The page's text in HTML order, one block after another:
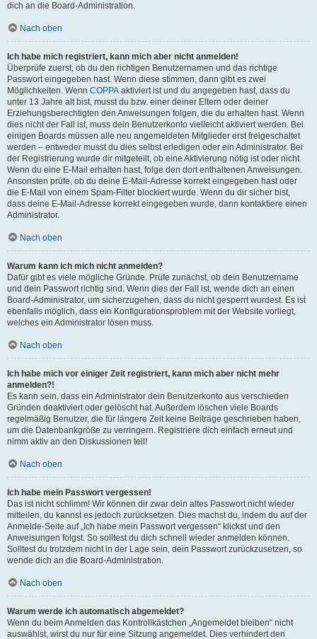
dich an die Board-Administration.
Nach oben
Ich habe mich registriert, kann mich aber nicht anmelden!
Überprüfe zuerst, ob du den richtigen Benutzernamen und das richtige
Passwort eingegeben hast. Wenn diese stimmen, dann gibt es zwei
Möglichkeiten. Wenn COPPA aktiviert ist und du angegeben hast, dass du
unter 13 Jahre alt bist, musst du bzw. einer deiner Eltern oder deiner
Erziehungsberechtigten den Anweisungen folgen, die du erhalten hast. Wenn
dies nicht der Fall ist, muss dein Benutzerkonto vielleicht aktiviert werden. Bei
einigen Boards müssen alle neu angemeldeten Mitglieder erst freigeschaltet
werden – entweder musst du dies selbst erledigen oder ein Administrator. Bei
der Registrierung wurde dir mitgeteilt, ob eine Aktivierung nötig ist oder nicht.
Wenn du eine E-Mail erhalten hast, folge den dort enthaltenen Anweisungen.
Ansonsten prüfe, ob du deine E-Mail-Adresse korrekt eingegeben hast oder
die E-Mail von einem Spam-Filter blockiert wurde. Wenn du dir sicher bist,
dass deine E-Mail-Adresse korrekt eingegeben wurde, dann kontaktiere einen
Administrator.
Nach oben
Warum kann ich mich nicht anmelden?
Dafür gibt es viele mögliche Gründe. Prüfe zunächst, ob dein Benutzername
und dein Passwort richtig sind. Wenn dies der Fall ist, wende dich an einen
Board-Administrator, um sicherzugehen, dass du nicht gesperrt wurdest. Es ist
ebenfalls möglich, dass ein Konfigurationsproblem mit der Website vorliegt,
welches ein Administrator lösen muss.
Nach oben
Ich habe mich vor einiger Zeit registriert, kann mich aber nicht mehr
anmelden?!
Es kann sein, dass ein Administrator dein Benutzerkonto aus verschieden
Gründen deaktiviert oder gelöscht hat. Außerdem löschen viele Boards
regelmäßig Benutzer, die für längere Zeit keine Beiträge geschrieben haben,
um die Datenbankgröße zu verringern. Registriere dich einfach erneut und
nimm aktiv an den Diskussionen teil!
Nach oben
Ich habe mein Passwort vergessen!
Das ist nicht schlimm! Wir können dir zwar dein altes Passwort nicht wieder
mitteilen, du kannst es jedoch zurücksetzen. Dies machst du, indem du auf der
Anmelde-Seite auf „Ich habe mein Passwort vergessen“ klickst und den
Anweisungen folgst. So solltest du dich schnell wieder anmelden können.
Solltest du trotzdem nicht in der Lage sein, dein Passwort zurückzusetzen, so
wende dich an die Board-Administration.
Nach oben
Warum werde ich automatisch abgemeldet?
Wenn du beim Anmelden das Kontrollkästchen „Angemeldet bleiben“ nicht
auswählst, wirst du nur für eine Sitzung angemeldet. Dies verhindert den